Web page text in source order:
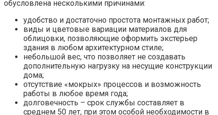
обусловлена ​​несколькими причинами:
удобство и достаточно простота монтажных работ;
виды и цветовые вариации материалов для
облицовки, позволяющие оформить экстерьер
здания в любом архитектурном стиле;
небольшой вес, что позволяет не создавать
дополнительную нагрузку на несущие конструкции
дома;
отсутствие «мокрых» процессов и возможность
работы в любое время года;
долговечность – срок службы составляет в
среднем 50 лет, при этом особой необходимости в